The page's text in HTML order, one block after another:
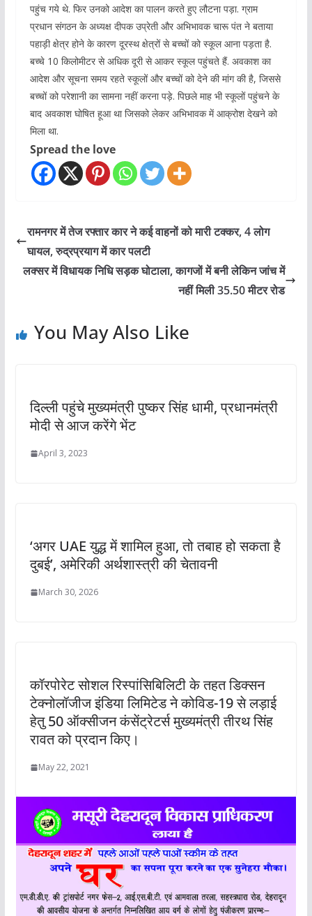
पहुंच गये थे. फिर उनको आदेश का पालन करते हुए लौटना पड़ा. ग्राम
प्रधान संगठन के अध्यक्ष दीपक उप्रेती और अभिभावक चारू पंत ने बताया
पहाड़ी क्षेत्र होने के कारण दूरस्थ क्षेत्रों से बच्चों को स्कूल आना पड़ता है.
बच्चे 10 किलोमीटर से अधिक दूरी से आकर स्कूल पहुंचते हैं. अवकाश का
आदेश और सूचना समय रहते स्कूलों और बच्चों को देने की मांग की है, जिससे
बच्चों को परेशानी का सामना नहीं करना पड़े. पिछले माह भी स्कूलों पहुंचने के
बाद अवकाश घोषित हूआ था जिसको लेकर अभिभावक में आक्रोश देखने को
मिला था.
Spread the love
रामनगर में तेज रफ्तार कार ने कई वाहनों को मारी टक्कर, 4 लोग
घायल, रुद्रप्रयाग में कार पलटी
लक्सर में विधायक निधि सड़क घोटाला, कागजों में बनी लेकिन जांच में
नहीं मिली 35.50 मीटर रोड
You May Also Like
दिल्ली पहुंचे मुख्यमंत्री पुष्कर सिंह धामी, प्रधानमंत्री
मोदी से आज करेंगे भेंट
April 3, 2023
‘अगर UAE युद्ध में शामिल हुआ, तो तबाह हो सकता है
दुबई’, अमेरिकी अर्थशास्त्री की चेतावनी
March 30, 2026
कॉरपोरेट सोशल रिस्पांसिबिलिटी के तहत डिक्सन
टेक्नोलॉजीज इंडिया लिमिटेड ने कोविड-19 से लड़ाई
हेतु 50 ऑक्सीजन कंसेंट्रेटर्स मुख्यमंत्री तीरथ सिंह
रावत को प्रदान किए।
May 22, 2021